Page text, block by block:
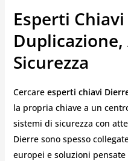
Esperti
Duplicazione,
Sicurezza
Cercare esperti chiavi
la propria chiave a un
sistemi di sicurezza con
Dierre sono spesso
europei e soluzioni